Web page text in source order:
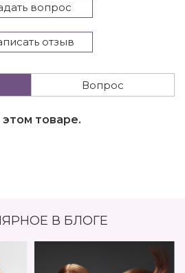
вопрос
отзыв
Вопрос
товаре.
В БЛОГЕ